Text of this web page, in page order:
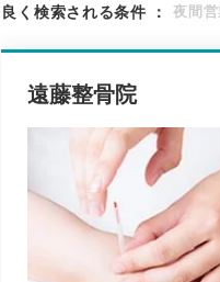
良く検索される条件 ： 夜間
遠藤整骨院